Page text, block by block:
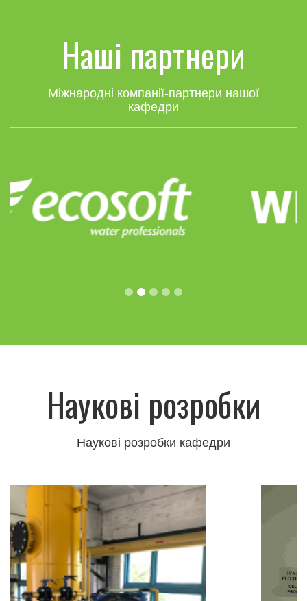
Наші партнери
Міжнародні компанії-партнери нашої
кафедри
Наукові розробки
Наукові розробки кафедри